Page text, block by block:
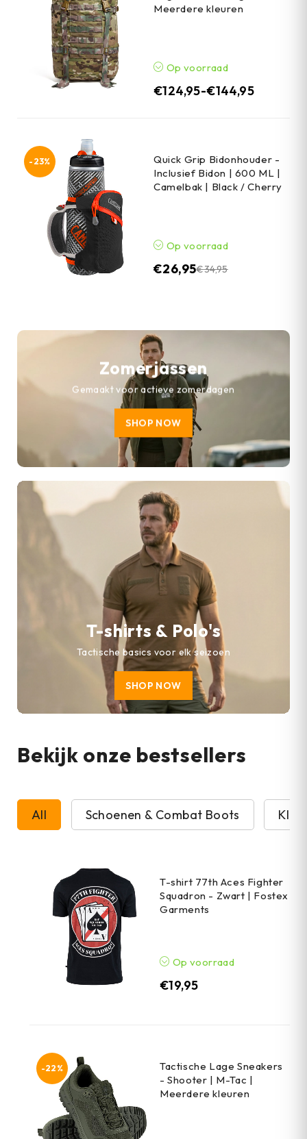
Meerdere kleuren
Op voorraad
€124,95-€144,95
-23%
Quick Grip Bidonhouder -
Inclusief Bidon | 600 ML |
Camelbak | Black / Cherry
Op voorraad
€34,95
€26,95
Zomerjassen
Gemaakt voor actieve zomerdagen
SHOP NOW
T-shirts & Polo's
Tactische basics voor elk seizoen
SHOP NOW
Bekijk onze bestsellers
All Schoenen & Combat Boots
T-shirt 77th Aces Fighter
Squadron - Zwart | Fostex
Garments
Op voorraad
€19,95
-22%
Tactische Lage Sneakers
- Shooter | M-Tac |
Meerdere kleuren